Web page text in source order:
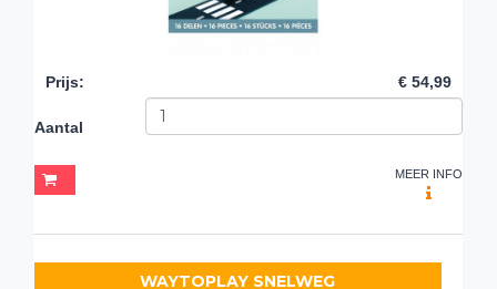
Prijs: € 54,99
Aantal
MEER INFO
WAYTOPLAY SNELWEG